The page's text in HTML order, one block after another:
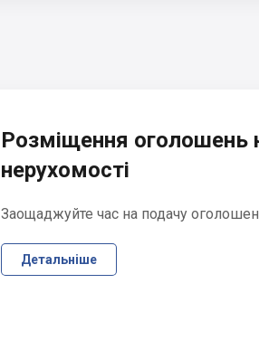
Розміщення оголошень
нерухомості
Заощаджуйте час на подачу
Детальніше